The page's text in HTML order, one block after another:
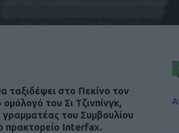
ταξιδέψει στο Πεκίνο τον
του Σι Τζινπίνγκ,
του Συμβουλίου
πρακτορείο Interfax.